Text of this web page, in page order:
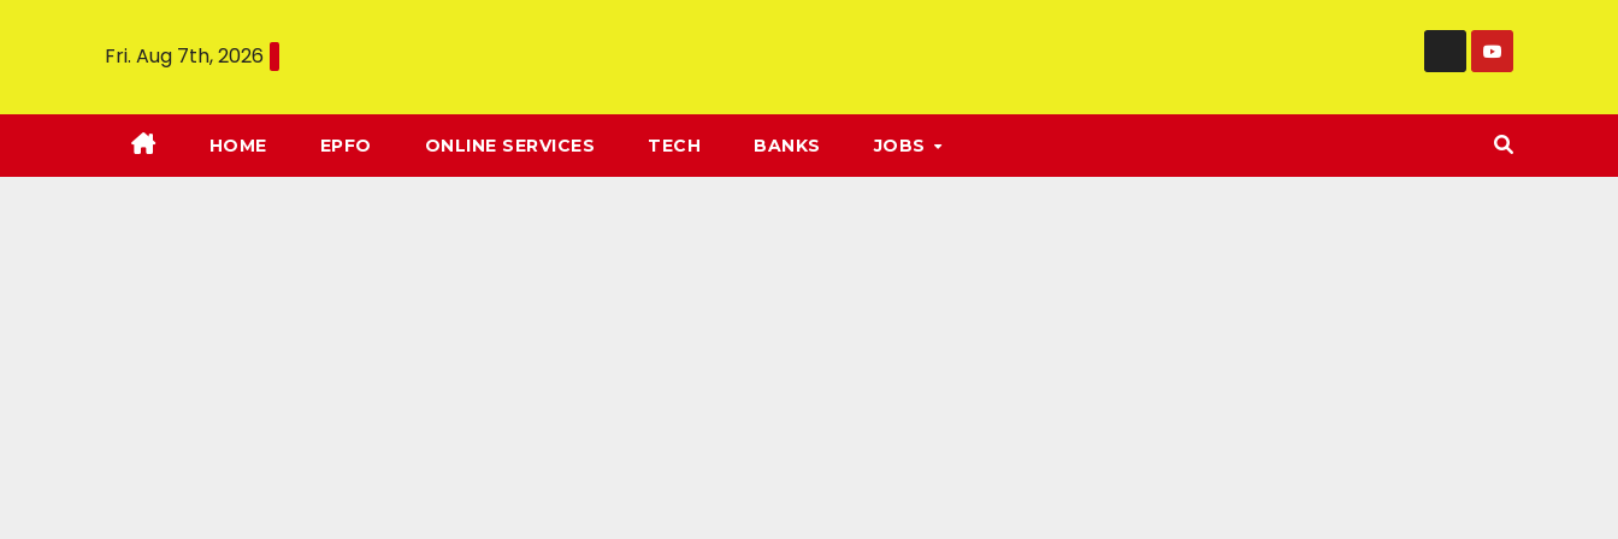
Fri. Aug 7th, 2026
HOME EPFO ONLINE SERVICES TECH BANKS JOBS